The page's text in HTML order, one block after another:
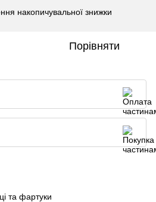
накопичувальної знижки
Порівняти
та фартуки